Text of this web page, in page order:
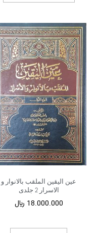
عین الیقین الملقب بالانوار و
الاسرار 2 جلدی
18.000.000 ﷼